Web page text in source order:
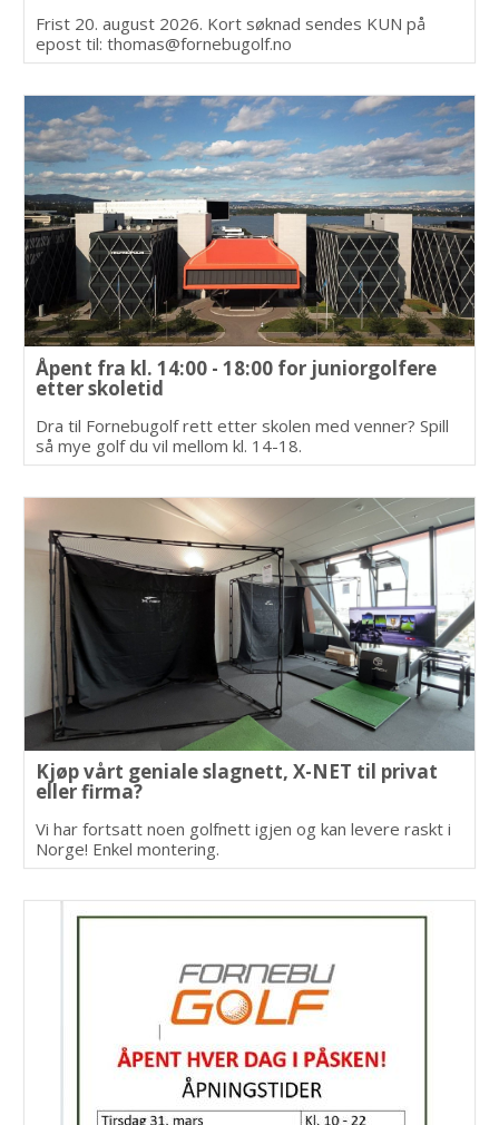
Frist 20. august 2026. Kort søknad sendes KUN på
epost til: thomas@fornebugolf.no
Åpent fra kl. 14:00 - 18:00 for juniorgolfere
etter skoletid
Dra til Fornebugolf rett etter skolen med venner? Spill
så mye golf du vil mellom kl. 14-18.
Kjøp vårt geniale slagnett, X-NET til privat
eller firma?
Vi har fortsatt noen golfnett igjen og kan levere raskt i
Norge! Enkel montering.